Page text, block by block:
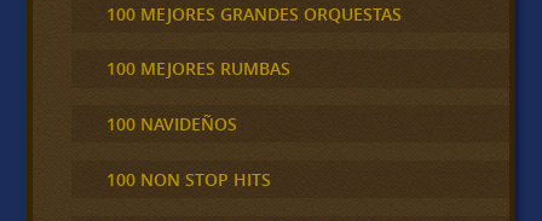
100 MEJORES GRANDES ORQUESTAS
100 MEJORES RUMBAS
100 NAVIDEÑOS
100 NON STOP HITS